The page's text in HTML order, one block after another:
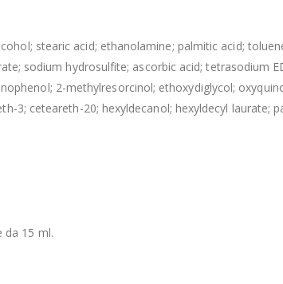
stearic acid; ethanolamine; palmitic acid;
sodium hydrosulfite; ascorbic acid; tetrasodium
2-methylresorcinol; ethoxydiglycol;
3; ceteareth-20; hexyldecanol; hexyldecyl laurate;
da 15 ml.